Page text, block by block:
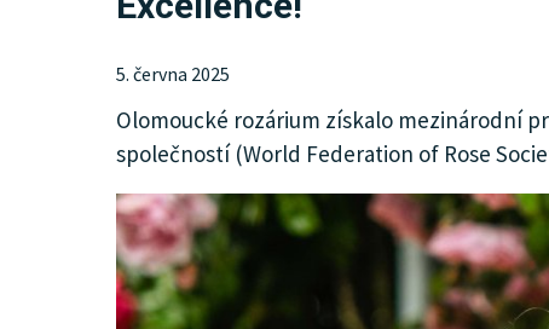
KULTURA
5. června 2025
Olomoucké rozárium získalo mezinárodní
společností (World Federation of Rose